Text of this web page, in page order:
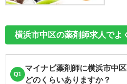
横浜市中区の薬剤師求人でよ
Q1
マイナビ薬剤師に横浜市中
どのくらいありますか？